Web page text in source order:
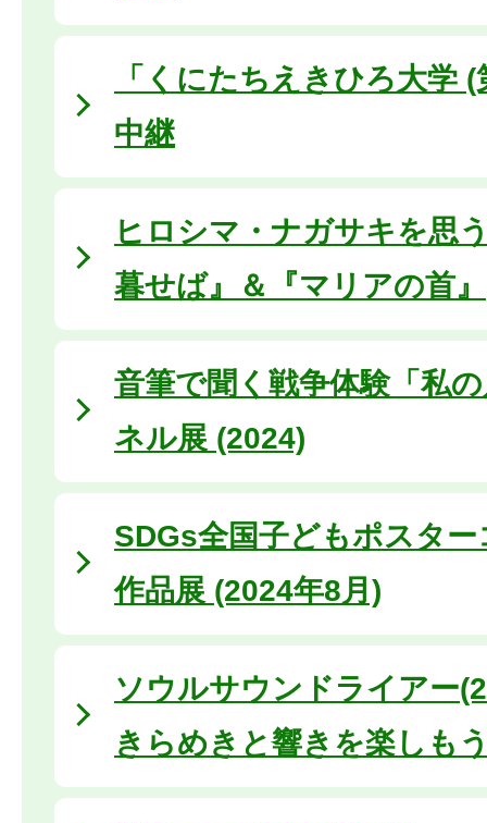
「くにたちえきひろ大学
中継
ヒロシマ・ナガサキを思
暮せば』＆『マリアの首』
音筆で聞く戦争体験「私
ネル展 (2024)
SDGs全国子どもポスタ
作品展 (2024年8月)
ソウルサウンドライアー
きらめきと響きを楽しも